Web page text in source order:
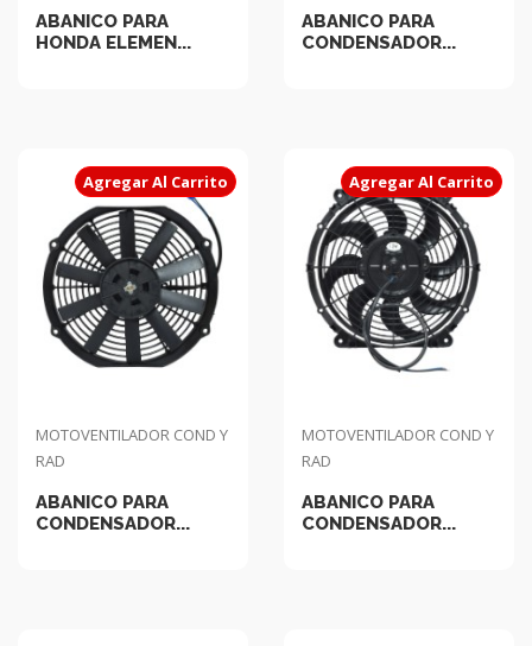
ABANICO PARA
HONDA ELEMEN...
ABANICO PARA
CONDENSADOR...
Agregar Al Carrito
MOTOVENTILADOR COND Y
RAD
ABANICO PARA
CONDENSADOR...
Agregar Al Carrito
MOTOVENTILADOR COND Y
RAD
ABANICO PARA
CONDENSADOR...